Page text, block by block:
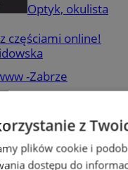
Optyk, okulista
częściami online!
-Zabrze
z
plików cookie i
dostępu do